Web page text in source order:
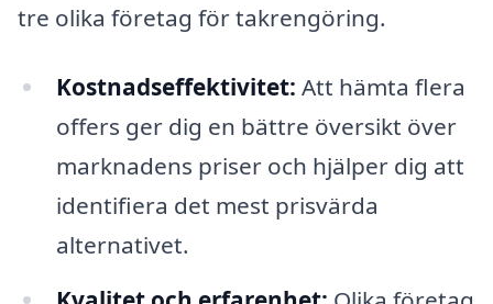
tre olika företag för takrengöring.
Kostnadseffektivitet: Att hämta flera
offers ger dig en bättre översikt över
marknadens priser och hjälper dig att
identifiera det mest prisvärda
alternativet.